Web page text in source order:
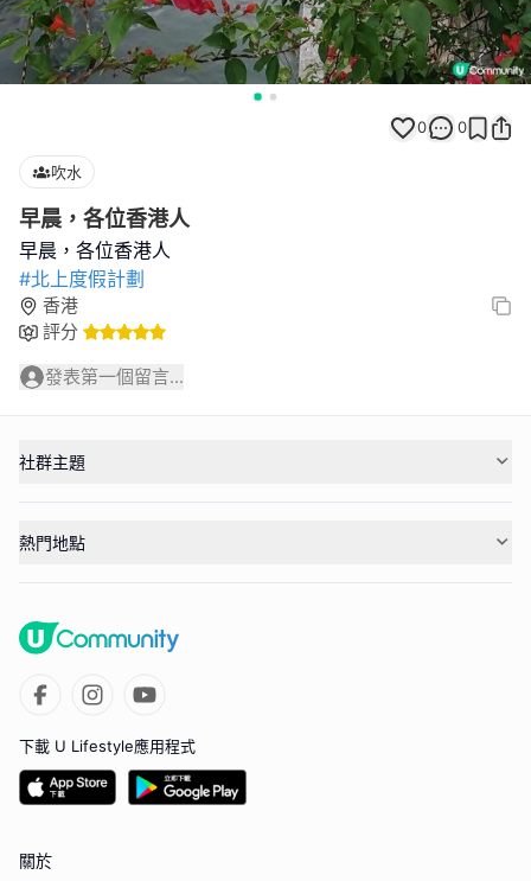
0 0
吹水
早晨，各位香港人
#北上度假計劃
香港
評分
發表第一個留言...
社群主題
熱門地點
下載 U Lifestyle應用程式
關於